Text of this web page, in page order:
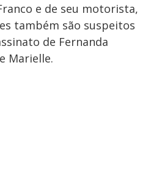
e de seu motorista,
também são suspeitos
de Fernanda
Marielle.